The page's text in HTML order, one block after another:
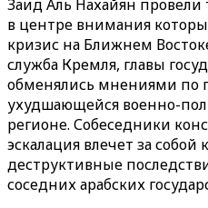
Заид Аль Нахайян
в центре внимания
кризис на Ближнем
служба Кремля, главы
обменялись мнениями по
ухудшающейся военно-
регионе. Собеседники
эскалация влечет за
деструктивные
соседних арабских